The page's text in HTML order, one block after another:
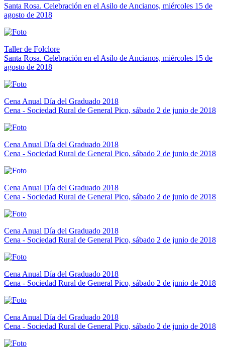
Santa Rosa. Celebración en el Asilo de Ancianos, miércoles 15 de
agosto de 2018
Taller de Folclore
Santa Rosa. Celebración en el Asilo de Ancianos, miércoles 15 de
agosto de 2018
Cena Anual Día del Graduado 2018
Cena - Sociedad Rural de General Pico, sábado 2 de junio de 2018
Cena Anual Día del Graduado 2018
Cena - Sociedad Rural de General Pico, sábado 2 de junio de 2018
Cena Anual Día del Graduado 2018
Cena - Sociedad Rural de General Pico, sábado 2 de junio de 2018
Cena Anual Día del Graduado 2018
Cena - Sociedad Rural de General Pico, sábado 2 de junio de 2018
Cena Anual Día del Graduado 2018
Cena - Sociedad Rural de General Pico, sábado 2 de junio de 2018
Cena Anual Día del Graduado 2018
Cena - Sociedad Rural de General Pico, sábado 2 de junio de 2018